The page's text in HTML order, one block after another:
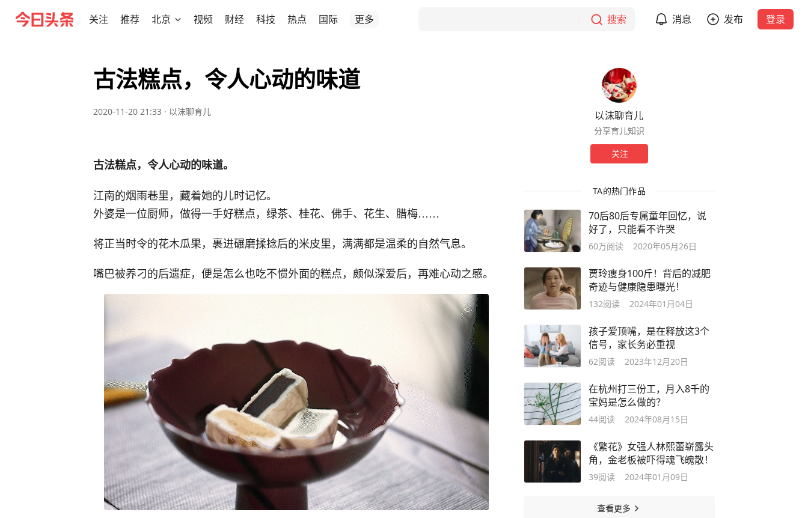
关注 推荐 北京 视频 财经 科技 热点 国际 更多 搜索 消息 发布 登录
古法糕点，令人心动的味道
2020-11-20 21:33 · 以沫聊育儿
古法糕点，令人心动的味道。
江南的烟雨巷里，藏着她的儿时记忆。
外婆是一位厨师，做得一手好糕点，绿茶、桂花、佛手、花生、腊梅……
将正当时令的花木瓜果，裹进碾磨揉捻后的米皮里，满满都是温柔的自然气息。
嘴巴被养刁的后遗症，便是怎么也吃不惯外面的糕点，颇似深爱后，再难心动之感。
以沫聊育儿
分享育儿知识
关注
TA的热门作品
70后80后专属童年回忆，说
好了，只能看不许哭
60万阅读 2020年05月26日
贾玲瘦身100斤！背后的减肥
奇迹与健康隐患曝光！
132阅读 2024年01月04日
​孩子爱顶嘴，是在释放这3个
信号，家长务必重视
62阅读 2023年12月20日
在杭州打三份工，月入8千的
宝妈是怎么做的？
44阅读 2024年08月15日
《繁花》女强人林熙蕾崭露头
角，金老板被吓得魂飞魄散！
39阅读 2024年01月09日
查看更多